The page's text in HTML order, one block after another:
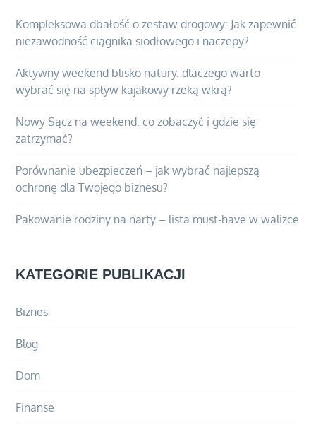
Kompleksowa dbałość o zestaw drogowy: Jak zapewnić
niezawodność ciągnika siodłowego i naczepy?
Aktywny weekend blisko natury. dlaczego warto
wybrać się na spływ kajakowy rzeką wkrą?
Nowy Sącz na weekend: co zobaczyć i gdzie się
zatrzymać?
Porównanie ubezpieczeń – jak wybrać najlepszą
ochronę dla Twojego biznesu?
Pakowanie rodziny na narty – lista must-have w walizce
KATEGORIE PUBLIKACJI
Biznes
Blog
Dom
Finanse